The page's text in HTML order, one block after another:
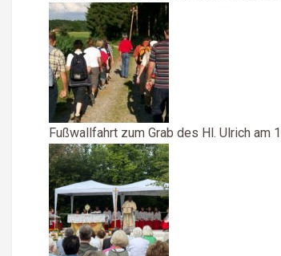
Fußwallfahrt zum Grab des Hl. Ulrich am